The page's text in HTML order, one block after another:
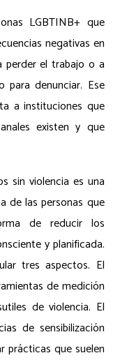
LGBTINB+ que
negativas en
perder el trabajo o a
para denunciar. Ese
a instituciones que
existen y que
sin violencia es una
de las personas que
de reducir los
y planificada.
tres aspectos. El
de medición
de violencia. El
de sensibilización
prácticas que suelen